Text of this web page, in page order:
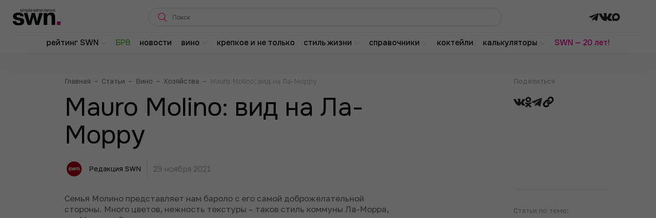
рейтинг SWN БРВ новости вино крепкое и не только стиль жизни справочники коктейли калькуляторы SWN — 20 лет!
Поделиться
Статьи по теме:
Главная – Статьи – Вино – Хозяйства – Mauro Molino: вид на Ла-Морру
Mauro Molino: вид на Ла-
Морру
Редакция SWN 29 ноября 2021
Семья Молино представляет нам бароло с его самой доброжелательной
стороны. Много цветов, нежность текстуры – таков стиль коммуны Ла-Морра,